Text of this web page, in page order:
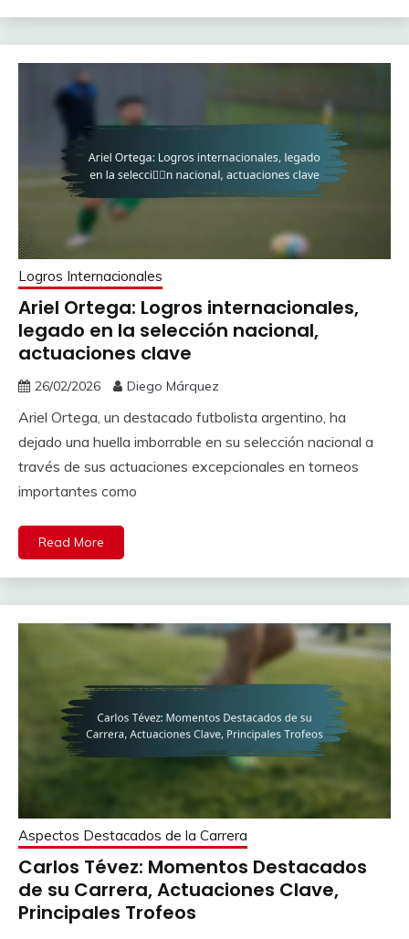
Logros Internacionales
Ariel Ortega: Logros internacionales,
legado en la selección nacional,
actuaciones clave
26/02/2026 Diego Márquez
Ariel Ortega, un destacado futbolista argentino, ha
dejado una huella imborrable en su selección nacional a
través de sus actuaciones excepcionales en torneos
importantes como
Read More
Aspectos Destacados de la Carrera
Carlos Tévez: Momentos Destacados
de su Carrera, Actuaciones Clave,
Principales Trofeos